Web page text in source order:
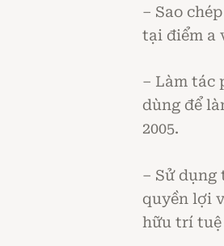
– Sao
tại điểm a
– Làm tác
dùng để
2005.
– Sử
quyền lợi
hữu trí tuệ